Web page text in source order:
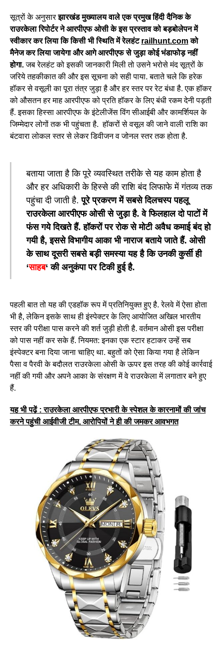
सूत्रों के अनुसारझारखंड मुख्यालय वाले एक प्रमुख हिंदी दैनिक के
राउरकेला रिपोर्टर ने आरपीएफ ओसी के इस प्रस्ताव को बड़बोलेपन में
स्वीकार कर लिया कि किसी भी स्थिति में रेलहंट railhunt.comको
मैनेज कर लिया जायेगा और आगे आरपीएफ से जुड़ा कोई भंडाफोड़ नहीं
होगा.जब रेलहंट को इसकी जानकारी मिली तो उसने भरोसे मंद सूत्रों के
जरिये तहकीकात की और इस सूचना को सही पाया. बताते चले कि हरेक
हॉकर से वसूली का पूरा तंत्र जुड़ा है और हर स्तर पर रेट बंधा है. एक हॉकर
को औसतन हर माह आरपीएफ को प्रति हॉकर के लिए बंधी रकम देनी पड़ती
हैं. इसका हिस्सा आरपीएफ के इंटेलीजेंस विंग सीआईबी और कामर्शियल के
जिम्मेदार लोगों तक भी पहुंचता है. हॉकरों से वसूल की जाने वाली राशि का
बंटवारा लोकल स्तर से लेकर डिवीजन व जोनल स्तर तक होता है.
बताया जाता है कि पूरे व्यवस्थित तरीके से यह काम होता है
और हर अधिकारी के हिस्से की राशि बंद लिफाफे में गंतव्य तक
पहुंचा दी जाती है.पूरे प्रकरण में सबसे दिलचस्प पहलू
राउरकेला आरपीएफ ओसी से जुड़ा है. वे फिलहाल दो पाटों में
फंस गये दिखते हैं. हॉकरों पर रोक से मोटी अवैध कमाई बंद हो
गयी है, इससे विभागीय आका भी नाराज बताये जाते हैं. ओसी
के साथ दूसरी सबसे बड़ी समस्या यह है कि उनकी कुर्सी ही
‘साहब‘ की अनुकंपा पर टिकी हुई है.
पहली बात तो यह की एडहॉक रूप में प्रतिनियुक्त हुए है. रेलवे में ऐसा होता
भी है, लेकिन इसके साथ ही इंस्पेक्टर के लिए आयोजित अखिल भारतीय
स्तर की परीक्षा पास करने की शर्त जुड़ी होती है. वर्तमान ओसी इस परीक्षा
को पास नहीं कर सके हैं. नियमत: इनका एक स्टार हटाकर उन्हें सब
इंस्पेक्टर बना दिया जाना चाहिए था. बहुतों को ऐसा किया गया है लेकिन
पैसा व पैरवी के बदौलत राउरकेला ओसी के ऊपर इस तरह की कोई कार्रवाई
नहीं की गयी और अपने आका के संरक्षण में वे राउरकेला में लगातार बने हुए
हैं.
यह भी पढ़ें : राउरकेला आरपीएफ प्रभारी के स्पेशल के कारनामों की जांच
करने पहुंची आईवीजी टीम, आरोपियों ने ही की जमकर आवभगत